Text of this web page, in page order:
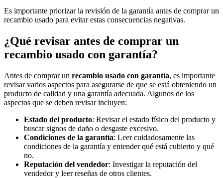
Es importante priorizar la revisión de la garantía antes de comprar un
recambio usado para evitar estas consecuencias negativas.
¿Qué revisar antes de comprar un
recambio usado con garantía?
Antes de comprar un recambio usado con garantía, es importante
revisar varios aspectos para asegurarse de que se está obteniendo un
producto de calidad y una garantía adecuada. Algunos de los
aspectos que se deben revisar incluyen:
Estado del producto: Revisar el estado físico del producto y
buscar signos de daño o desgaste excesivo.
Condiciones de la garantía: Leer cuidadosamente las
condiciones de la garantía y entender qué está cubierto y qué
no.
Reputación del vendedor: Investigar la reputación del
vendedor y leer reseñas de otros clientes.